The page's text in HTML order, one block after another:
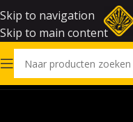
Skip to navigation
Skip to main content
Home Vuurwerk